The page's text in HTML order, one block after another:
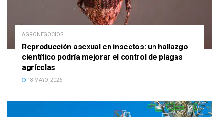
AGRONEGOCIOS
Reproducción asexual en insectos: un hallazgo
científico podría mejorar el control de plagas
agrícolas
18 MAYO, 2026